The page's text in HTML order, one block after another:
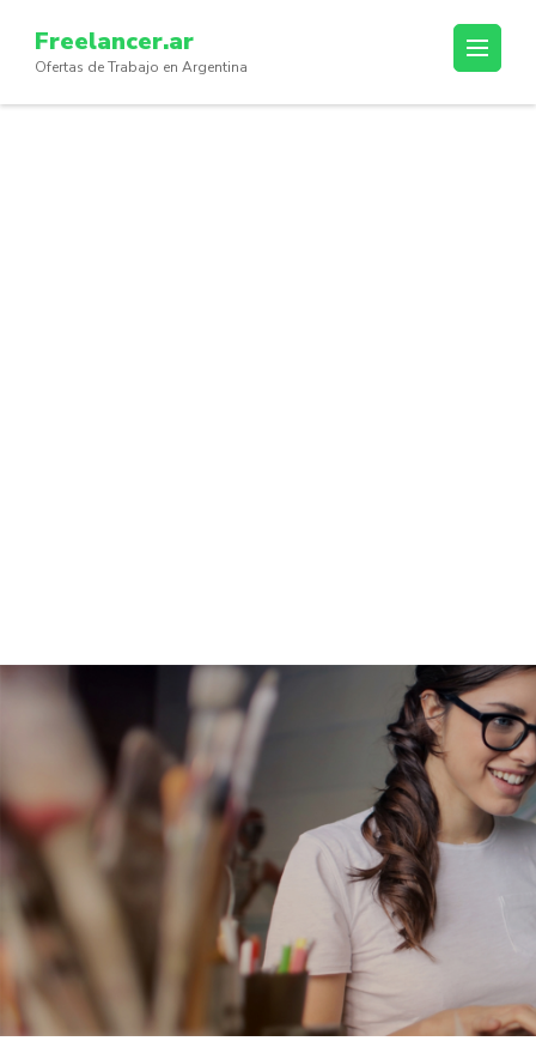
content
(Press
Freelancer.ar
Ofertas de Trabajo en Argentina